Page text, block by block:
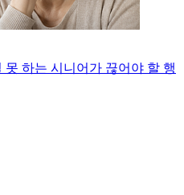
못 하는 시니어가 끊어야 할 행